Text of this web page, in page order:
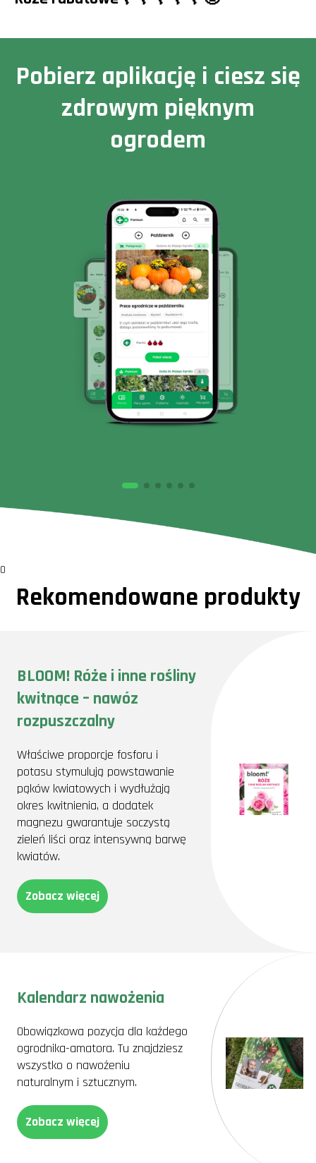
Pobierz aplikację i ciesz się
zdrowym pięknym
ogrodem
0
Rekomendowane produkty
BLOOM! Róże i inne rośliny
kwitnące – nawóz
rozpuszczalny
Właściwe proporcje fosforu i
potasu stymulują powstawanie
pąków kwiatowych i wydłużają
okres kwitnienia, a dodatek
magnezu gwarantuje soczystą
zieleń liści oraz intensywną barwę
kwiatów.
Zobacz więcej
Kalendarz nawożenia
Obowiązkowa pozycja dla każdego
ogrodnika-amatora. Tu znajdziesz
wszystko o nawożeniu
naturalnym i sztucznym.
Zobacz więcej